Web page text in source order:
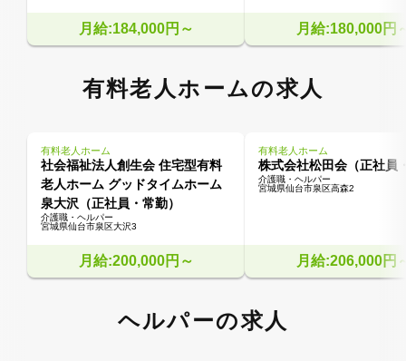
月給:184,000円～ 月給:180,000円
有料老人ホームの求人
有料老人ホーム
社会福祉法人創生会 住宅型有料
老人ホーム グッドタイムホーム
泉大沢（正社員・常勤）
介護職・ヘルパー
宮城県仙台市泉区大沢3
月給:200,000円～
有料老人ホーム
株式会社松田会（正社員
介護職・ヘルパー
宮城県仙台市泉区高森2
月給:206,000円
ヘルパーの求人